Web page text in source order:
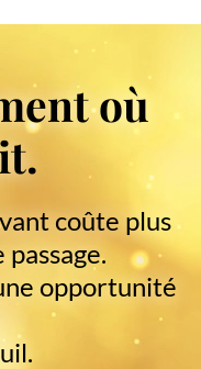
où
coûte plus
passage.
opportunité